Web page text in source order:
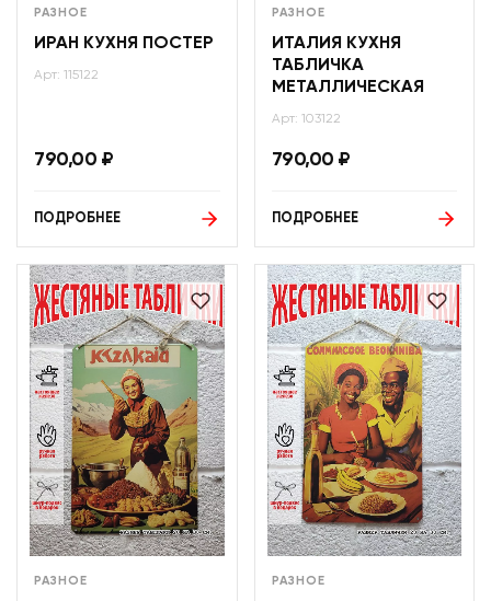
РАЗНОЕ
ИРАН КУХНЯ ПОСТЕР
Арт: 115122
790,00 ₽
ПОДРОБНЕЕ
РАЗНОЕ
ИТАЛИЯ КУХНЯ
ТАБЛИЧКА
МЕТАЛЛИЧЕСКАЯ
Арт: 103122
790,00 ₽
ПОДРОБНЕЕ
РАЗНОЕ РАЗНОЕ